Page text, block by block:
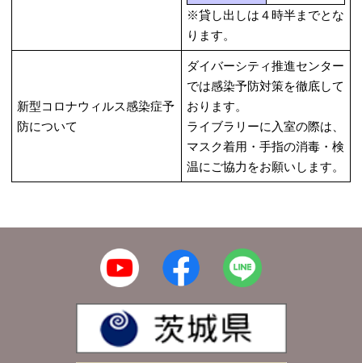
※貸し出しは４時半までとな
ります。
新型コロナウィルス感染症予
防について
ダイバーシティ推進センター
では感染予防対策を徹底して
おります。
ライブラリーに入室の際は、
マスク着用・手指の消毒・検
温にご協力をお願いします。